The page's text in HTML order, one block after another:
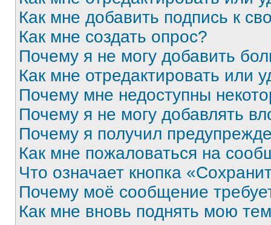
Как мне добавить подпись к
Как мне создать опрос?
Почему я не могу добавить
Как мне отредактировать или
Почему мне недоступны
Почему я не могу добавлять
Почему я получил
Как мне пожаловаться на
Что означает кнопка
Почему моё сообщение
Как мне вновь поднять мою